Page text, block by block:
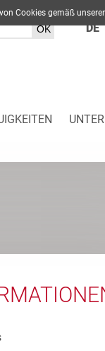
DE
von Cookies gemäß